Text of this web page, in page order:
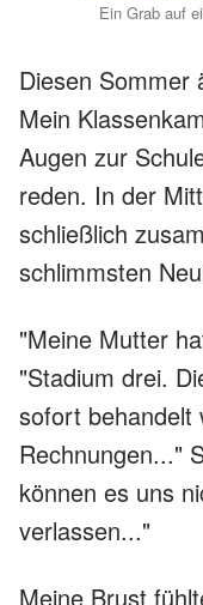
Ein Grab auf
Diesen Sommer
Mein
Augen zur
reden. In der
schließlich
schlimmsten
"Meine Mutter
"Stadium drei.
sofort behandelt
Rechnungen..."
können es uns
verlassen..."
Meine Brust